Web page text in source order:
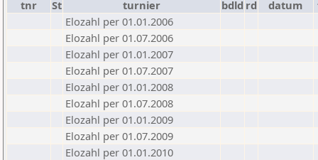
tnr St turnier bdld rd datum
Elozahl per 01.01.2006
Elozahl per 01.07.2006
Elozahl per 01.01.2007
Elozahl per 01.07.2007
Elozahl per 01.01.2008
Elozahl per 01.07.2008
Elozahl per 01.01.2009
Elozahl per 01.07.2009
Elozahl per 01.01.2010